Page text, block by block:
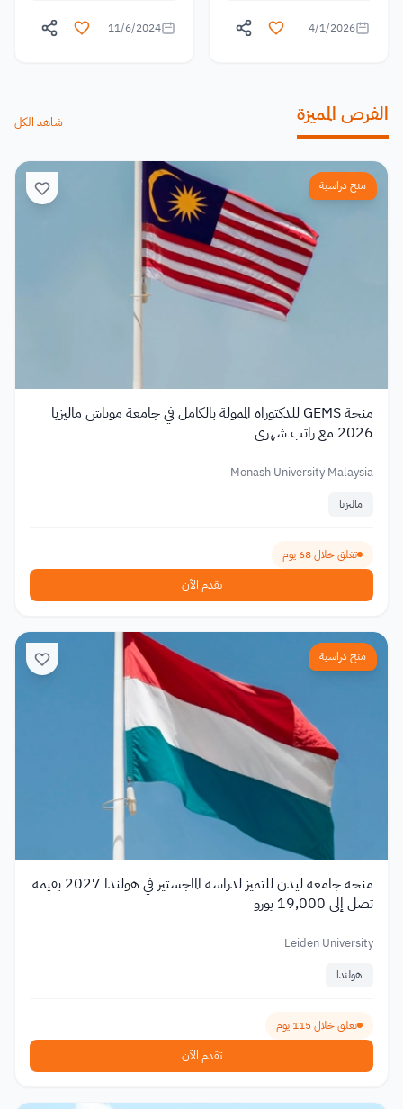
4/1/2026
11/6/2024
الفرص المميزة شاهد الكل
منح دراسية
منحة GEMS للدكتوراه الممولة بالكامل في جامعة موناش ماليزيا
2026 مع راتب شهري
Monash University Malaysia
ماليزيا
تغلق خلال 68 يوم
تقدم الآن
منح دراسية
منحة جامعة ليدن للتميز لدراسة الماجستير في هولندا 2027 بقيمة
تصل إلى 19,000 يورو
Leiden University
هولندا
تغلق خلال 115 يوم
تقدم الآن